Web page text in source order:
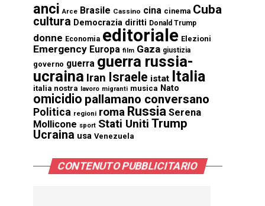
anci Arce Brasile Cassino cina cinema Cuba
cultura Democrazia diritti Donald Trump
donne Economia editoriale Elezioni
Emergency Europa film Gaza giustizia
governo guerra guerra russia-
ucraina Iran Israele istat Italia
italia nostra lavoro migranti musica Nato
omicidio pallamano conversano
Politica regioni roma Russia Serena
Mollicone sport Stati Uniti Trump
Ucraina usa Venezuela
CONTENUTO PUBBLICITARIO